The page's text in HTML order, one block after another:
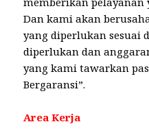
Dan kami akan
yang diperlukan sesuai
diperlukan dan
yang kami tawarkan
Bergaransi”.
Area Kerja